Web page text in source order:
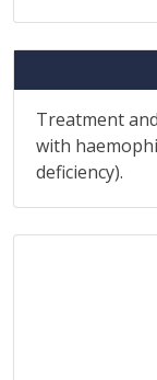
Treatment
with
deficiency).